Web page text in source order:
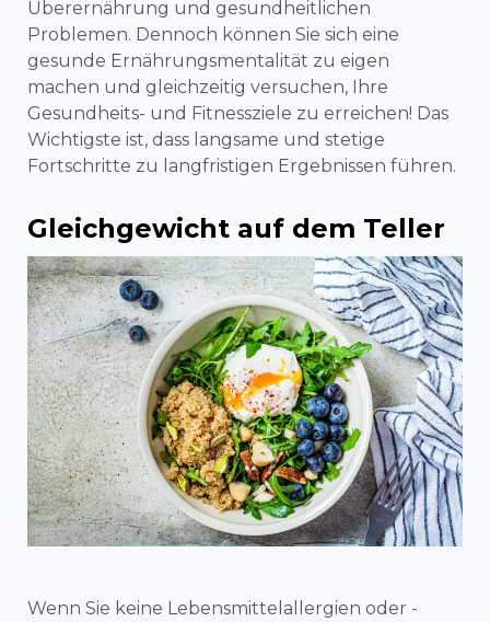
Überernährung und gesundheitlichen
Problemen. Dennoch können Sie sich eine
gesunde Ernährungsmentalität zu eigen
machen und gleichzeitig versuchen, Ihre
Gesundheits- und Fitnessziele zu erreichen! Das
Wichtigste ist, dass langsame und stetige
Fortschritte zu langfristigen Ergebnissen führen.
Gleichgewicht auf dem Teller
Wenn Sie keine Lebensmittelallergien oder -